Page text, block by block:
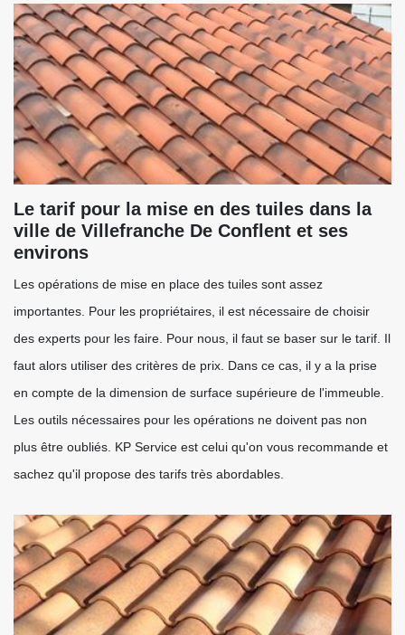
Le tarif pour la mise en des tuiles dans la
ville de Villefranche De Conflent et ses
environs
Les opérations de mise en place des tuiles sont assez
importantes. Pour les propriétaires, il est nécessaire de choisir
des experts pour les faire. Pour nous, il faut se baser sur le tarif. Il
faut alors utiliser des critères de prix. Dans ce cas, il y a la prise
en compte de la dimension de surface supérieure de l'immeuble.
Les outils nécessaires pour les opérations ne doivent pas non
plus être oubliés. KP Service est celui qu'on vous recommande et
sachez qu'il propose des tarifs très abordables.